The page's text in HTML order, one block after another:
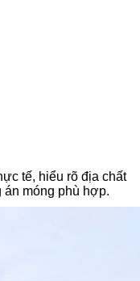
tế, hiểu rõ địa chất
móng phù hợp.